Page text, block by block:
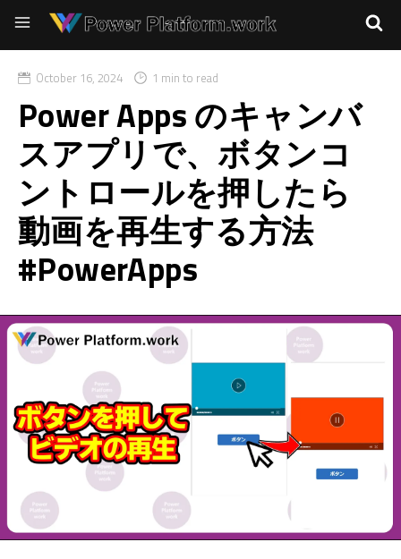
October 16, 2024 1 min to read
Power Apps のキャンバ
スアプリで、ボタンコ
ントロールを押したら
動画を再生する方法
#PowerApps